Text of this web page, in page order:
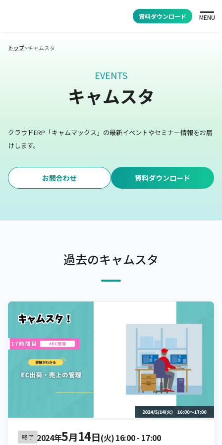
資料ダウンロード MENU
トップ>キャムスタ
EVENTS
キャムスタ
クラウドERP「キャムマックス」の最新イベントやセミナー情報をお届
けします。
お問合わせ 資料ダウンロード
過去のキャムスタ
終了 2024年5月14日(火)16:00- 17:00